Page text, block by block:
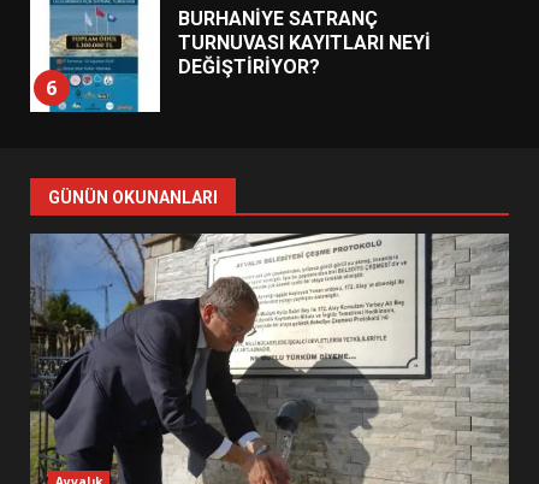
6
BURHANİYE SATRANÇ
TURNUVASI KAYITLARI NEYİ
DEĞİŞTİRİYOR?
7
YENİ YÖNETİM NASIL
ŞEKİLLENDİ?
1
AYVALIK SU MİRASI İÇİN
HAREKETE GEÇİYOR: GÖZLER
BULUŞMADA
GÜNÜN OKUNANLARI